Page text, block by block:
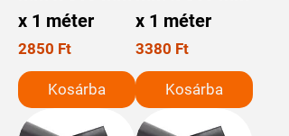
x 1 méter
Ár
2850 Ft
Kosárba
x 1 méter
Ár
3380 Ft
Kosárba